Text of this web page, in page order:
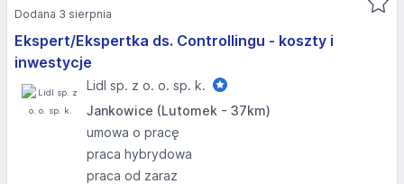
Ekspert/Ekspertka ds. Controllingu - koszty i
inwestycje
Lidl sp. z o. o. sp. k.
Jankowice (Lutomek - 37km)
umowa o pracę
praca hybrydowa
praca od zaraz
Dodana 3 sierpnia